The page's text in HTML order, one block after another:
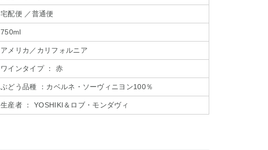
宅配便 ／普通便
750ml
アメリカ／カリフォルニア
ワインタイプ ： 赤
ぶどう品種 ：カベルネ・ソーヴィニヨン100％
生産者 ： YOSHIKI＆ロブ・モンダヴィ